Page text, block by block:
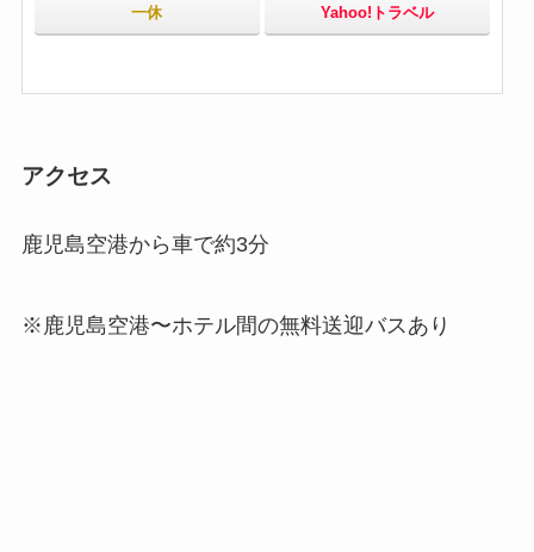
一休 Yahoo!トラベル
アクセス
鹿児島空港から車で約3分
※鹿児島空港〜ホテル間の無料送迎バスあり